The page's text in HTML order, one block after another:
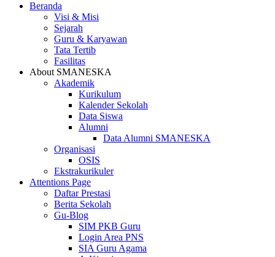
Beranda
Visi & Misi
Sejarah
Guru & Karyawan
Tata Tertib
Fasilitas
About SMANESKA
Akademik
Kurikulum
Kalender Sekolah
Data Siswa
Alumni
Data Alumni SMANESKA
Organisasi
OSIS
Ekstrakurikuler
Attentions Page
Daftar Prestasi
Berita Sekolah
Gu-Blog
SIM PKB Guru
Login Area PNS
SIA Guru Agama